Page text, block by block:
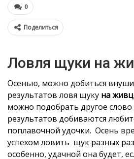
0
Поделиться
Ловля щуки на
Осенью, можно добиться
результатов ловя щуку на
можно подобрать другое
результатов добиваются
поплавочной удочки. Осень
успехом ловить щук разных
особенно, удачной она будет,